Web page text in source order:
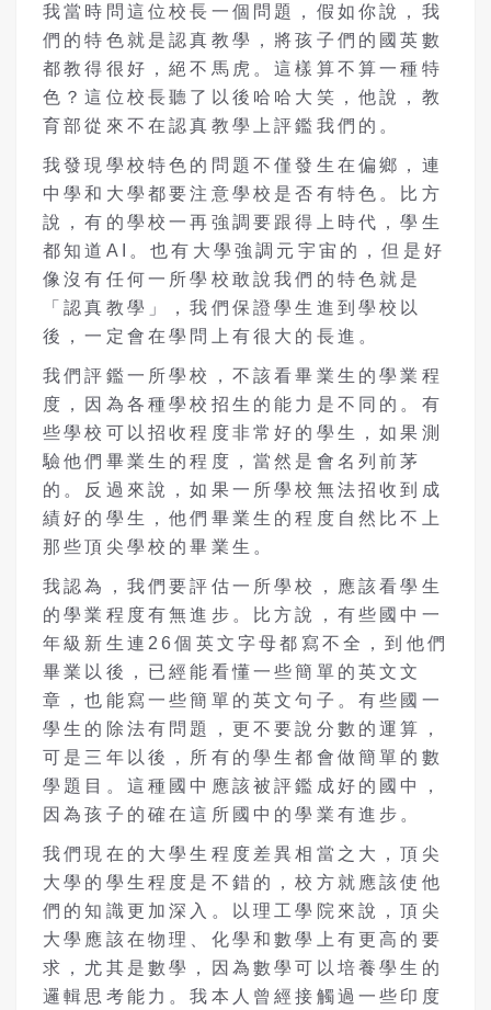
我當時問這位校長一個問題，假如你說，我
們的特色就是認真教學，將孩子們的國英數
都教得很好，絕不馬虎。這樣算不算一種特
色？這位校長聽了以後哈哈大笑，他說，教
育部從來不在認真教學上評鑑我們的。
我發現學校特色的問題不僅發生在偏鄉，連
中學和大學都要注意學校是否有特色。比方
說，有的學校一再強調要跟得上時代，學生
都知道AI。也有大學強調元宇宙的，但是好
像沒有任何一所學校敢說我們的特色就是
「認真教學」，我們保證學生進到學校以
後，一定會在學問上有很大的長進。
我們評鑑一所學校，不該看畢業生的學業程
度，因為各種學校招生的能力是不同的。有
些學校可以招收程度非常好的學生，如果測
驗他們畢業生的程度，當然是會名列前茅
的。反過來說，如果一所學校無法招收到成
績好的學生，他們畢業生的程度自然比不上
那些頂尖學校的畢業生。
我認為，我們要評估一所學校，應該看學生
的學業程度有無進步。比方說，有些國中一
年級新生連26個英文字母都寫不全，到他們
畢業以後，已經能看懂一些簡單的英文文
章，也能寫一些簡單的英文句子。有些國一
學生的除法有問題，更不要說分數的運算，
可是三年以後，所有的學生都會做簡單的數
學題目。這種國中應該被評鑑成好的國中，
因為孩子的確在這所國中的學業有進步。
我們現在的大學生程度差異相當之大，頂尖
大學的學生程度是不錯的，校方就應該使他
們的知識更加深入。以理工學院來說，頂尖
大學應該在物理、化學和數學上有更高的要
求，尤其是數學，因為數學可以培養學生的
邏輯思考能力。我本人曾經接觸過一些印度